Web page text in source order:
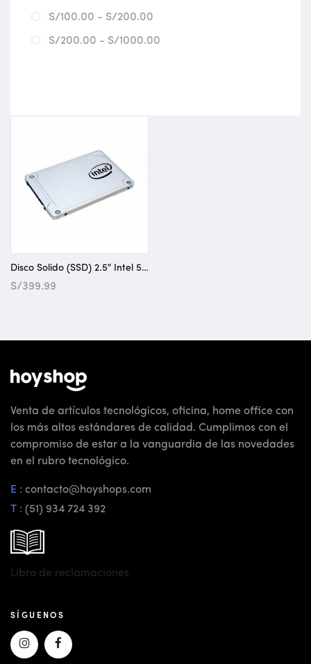
S/100.00 - S/200.00
S/200.00 - S/1000.00
Disco Solido (SSD) 2.5″ Intel 512GB Sata
S/399.99
Venta de artículos tecnológicos, oficina, home office con
los más altos estándares de calidad. Cumplimos con el
compromiso de estar a la vanguardia de las novedades
en el rubro tecnológico.
E : contacto@hoyshops.com
T : (51) 934 724 392
Libro de reclamaciones
SÍGUENOS